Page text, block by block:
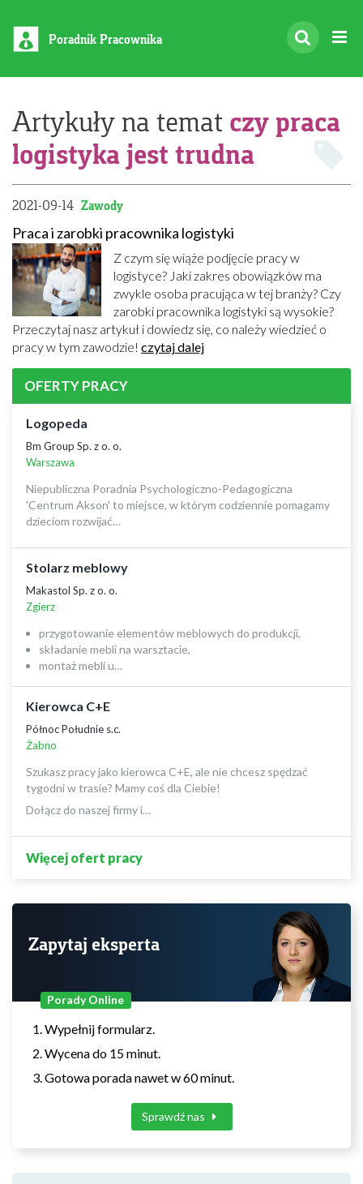
Poradnik Pracownika
Artykuły na temat czy praca
logistyka jest trudna
2021-09-14 Zawody
Praca i zarobki pracownika logistyki
Z czym się wiąże podjęcie pracy w
logistyce? Jaki zakres obowiązków ma
zwykle osoba pracująca w tej branży? Czy
zarobki pracownika logistyki są wysokie?
Przeczytaj nasz artykuł i dowiedz się, co należy wiedzieć o
pracy w tym zawodzie! czytaj dalej
OFERTY PRACY
Logopeda
Bm Group Sp. z o. o.
Warszawa
Niepubliczna Poradnia Psychologiczno-Pedagogiczna
'Centrum Akson' to miejsce, w którym codziennie pomagamy
dzieciom rozwijać…
Stolarz meblowy
Makastol Sp. z o. o.
Zgierz
przygotowanie elementów meblowych do produkcji,
składanie mebli na warsztacie,
montaż mebli u…
Kierowca C+E
Północ Południe s.c.
Żabno
Szukasz pracy jako kierowca C+E, ale nie chcesz spędzać
tygodni w trasie? Mamy coś dla Ciebie!
Dołącz do naszej firmy i…
Więcej ofert pracy
Zapytaj eksperta
Porady Online
Wypełnij formularz.
Wycena do 15 minut.
Gotowa porada nawet w 60 minut.
Sprawdź nas